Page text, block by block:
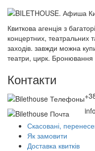
Квиткова агенція з
концертних, театральних
заходів. завжди можна
театри, цирк. Бронювання
Контакти
Скасовані,
Як замовити
Доставка квитків